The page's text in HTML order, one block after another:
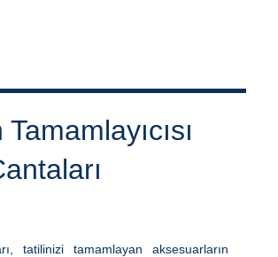
tatilinizi tamamlayan aksesuarların